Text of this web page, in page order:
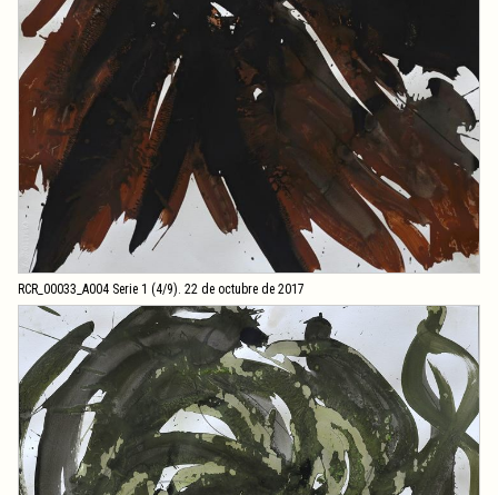
RCR_00033_A004 Serie 1 (4/9). 22 de octubre de 2017